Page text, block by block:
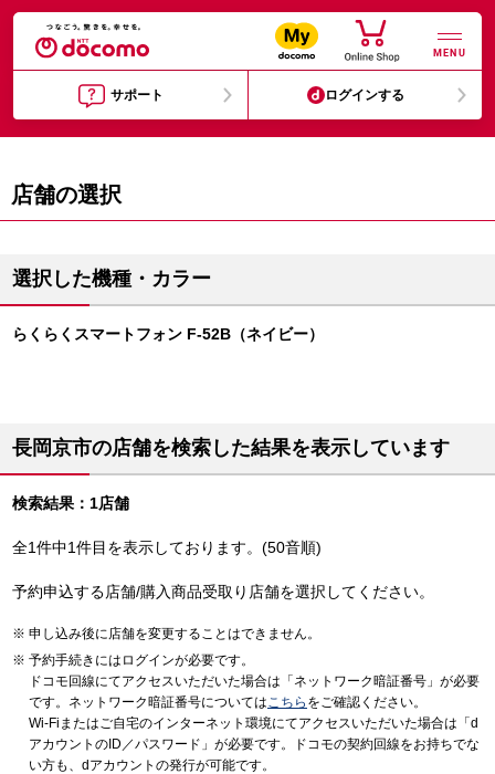
MENU
サポート ログインする
店舗の選択
選択した機種・カラー
らくらくスマートフォン F-52B（ネイビー）
長岡京市の店舗を検索した結果を表示しています
検索結果：1店舗
全1件中1件目を表示しております。(50音順)
予約申込する店舗/購入商品受取り店舗を選択してください。
申し込み後に店舗を変更することはできません。
予約手続きにはログインが必要です。
ドコモ回線にてアクセスいただいた場合は「ネットワーク暗証番号」が必要
です。ネットワーク暗証番号についてはこちら をご確認ください。
Wi-Fiまたはご自宅のインターネット環境にてアクセスいただいた場合は「d
アカウントのID／パスワード」が必要です。ドコモの契約回線をお持ちでな
い方も、dアカウントの発行が可能です。